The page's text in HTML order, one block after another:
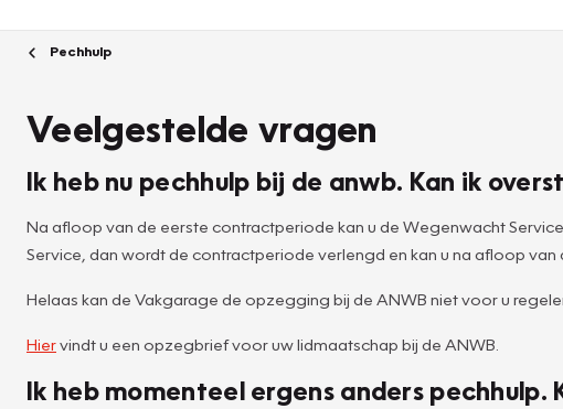
Pechhulp
Veelgestelde vragen
Ik heb nu pechhulp bij de anwb. Kan ik
Na afloop van de eerste contractperiode kan u de Wegenwacht
Service, dan wordt de contractperiode verlengd en kan u na afloop
Helaas kan de Vakgarage de opzegging bij de ANWB niet voor u
Hiervindt u een opzegbrief voor uw lidmaatschap bij de ANWB.
Ik heb momenteel ergens anders